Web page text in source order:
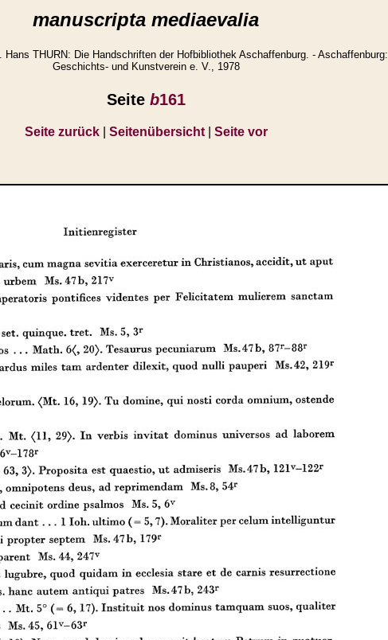
manuscripta mediaevalia
Hans THURN: Die Handschriften der Hofbibliothek Aschaffenburg. - Aschaffenburg:
Geschichts- und Kunstverein e. V., 1978
Seite b161
Seite zurück| Seitenübersicht| Seite vor